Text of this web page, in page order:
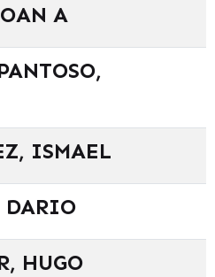
A
ISMAEL
DARIO
HUGO